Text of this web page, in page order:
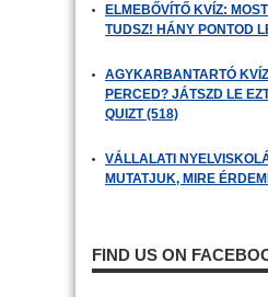
ELMEBŐVÍTŐ KVÍZ:
TUDSZ! HÁNY PONTOD
AGYKARBANTARTÓ
PERCED? JÁTSZD LE
QUIZT (518)
VÁLLALATI
MUTATJUK, MIRE
FIND US ON